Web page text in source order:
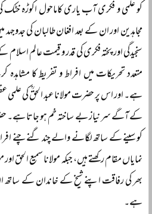
کو علمی و فکری آب یاری کاماحول اکوڑہ خٹک
مجاہدین اور ان کے بعد افغان طالبان کی جدوجہد
سنجیدگی اور پختہ فکری کی قدر و قیمت عالم
متعدد تحریکات میں افراط و تفریط کا
ہے۔ اور اس پر حضرت مولانا عبد الحقؒ کی
کے آگے سر نیاز بے ساختہ خم ہو جاتا ہے۔
کو سینے کے ساتھ لگانے والے چند گنے چنے
نمایاں مقام رکھتے ہیں، جبکہ مولانا سمیع الحق
بھر کی رفاقت اپنے شیخ کے خاندان کے
ہے۔